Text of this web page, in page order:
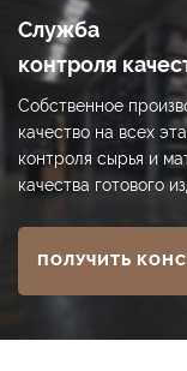
Служба
контроля
Собственное
качество на всех
контроля сырья и
качества готового
ПОЛУЧИТЬ